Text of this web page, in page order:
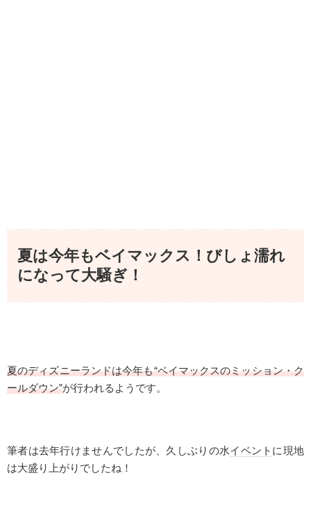
夏は今年もベイマックス！びしょ濡れ
になって大騒ぎ！
夏のディズニーランドは今年も“ベイマックスのミッション・ク
ールダウン”が行われるようです。
筆者は去年行けませんでしたが、久しぶりの水イベント に現地
は大盛り上がりでしたね！